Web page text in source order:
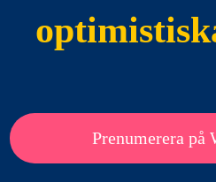
Prenumerera på